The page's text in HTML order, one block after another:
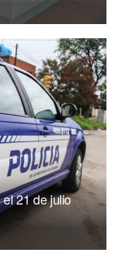
21 de julio